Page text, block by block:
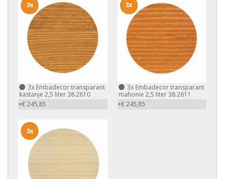
3x Embadecor transparant
kastanje 2,5 liter 38.2610
+€ 245,85
3x
3xEmbadecor transparant
mahonie 2,5 liter 38.2611
+€ 245,85
3x
3x